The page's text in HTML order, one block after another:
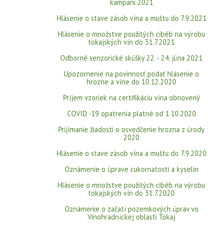
kampani 2021
Hlásenie o stave zásob vína a muštu do 7.9.2021
Hlásenie o množstve použitých cibéb na výrobu
tokajských vín do 31.7.2021
Odborné senzorické skúšky 22. - 24. júna 2021
Upozornenie na povinnosť podať hlásenie o
hrozne a víne do 10.12.2020
Príjem vzoriek na certifikáciu vína obnovený
COVID -19 opatrenia platné od 1.10.2020
Prijímanie žiadosti o osvedčenie hrozna z úrody
2020
Hlásenie o stave zásob vína a muštu do 7.9.2020
Oznámenie o úprave cukornatosti a kyselín
Hlásenie o množstve použitých cibéb na výrobu
tokajských vín do 31.7.2020
Oznámenie o začatí pozemkových úprav vo
Vinohradníckej oblasti Tokaj